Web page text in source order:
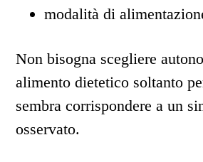
modalità di
Non bisogna scegliere
alimento dietetico soltanto
sembra corrispondere a un
osservato.